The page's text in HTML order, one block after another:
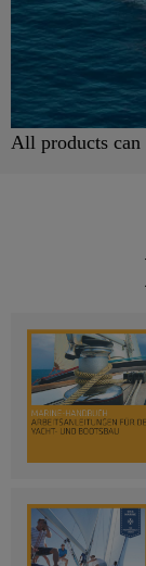
All products can